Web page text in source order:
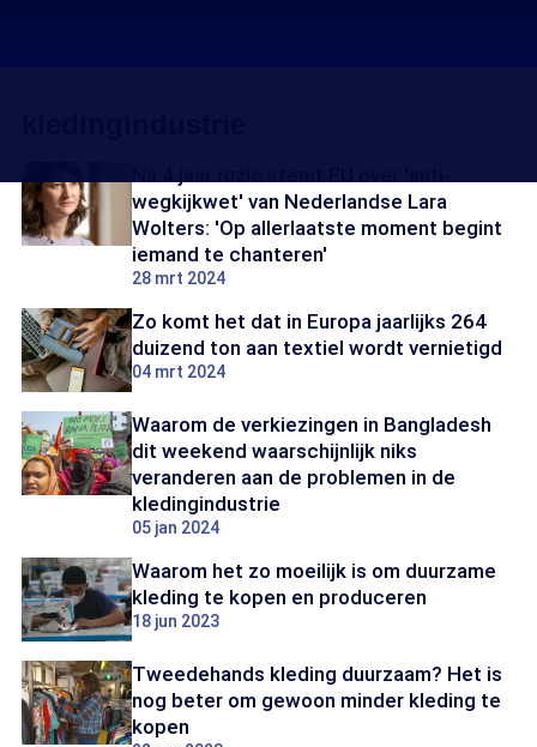
wegkijkwet' van Nederlandse Lara
Wolters: 'Op allerlaatste moment begint
iemand te chanteren'
28 mrt 2024
Zo komt het dat in Europa jaarlijks 264
duizend ton aan textiel wordt vernietigd
04 mrt 2024
Waarom de verkiezingen in Bangladesh
dit weekend waarschijnlijk niks
veranderen aan de problemen in de
kledingindustrie
05 jan 2024
Waarom het zo moeilijk is om duurzame
kleding te kopen en produceren
18 jun 2023
Tweedehands kleding duurzaam? Het is
nog beter om gewoon minder kleding te
kopen